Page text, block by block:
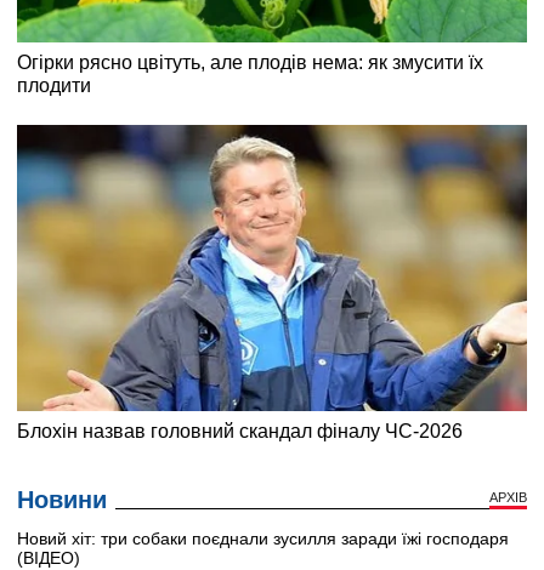
Новини АРХІВ
Новий хіт: три собаки поєднали зусилля заради їжі господаря
(ВІДЕО)